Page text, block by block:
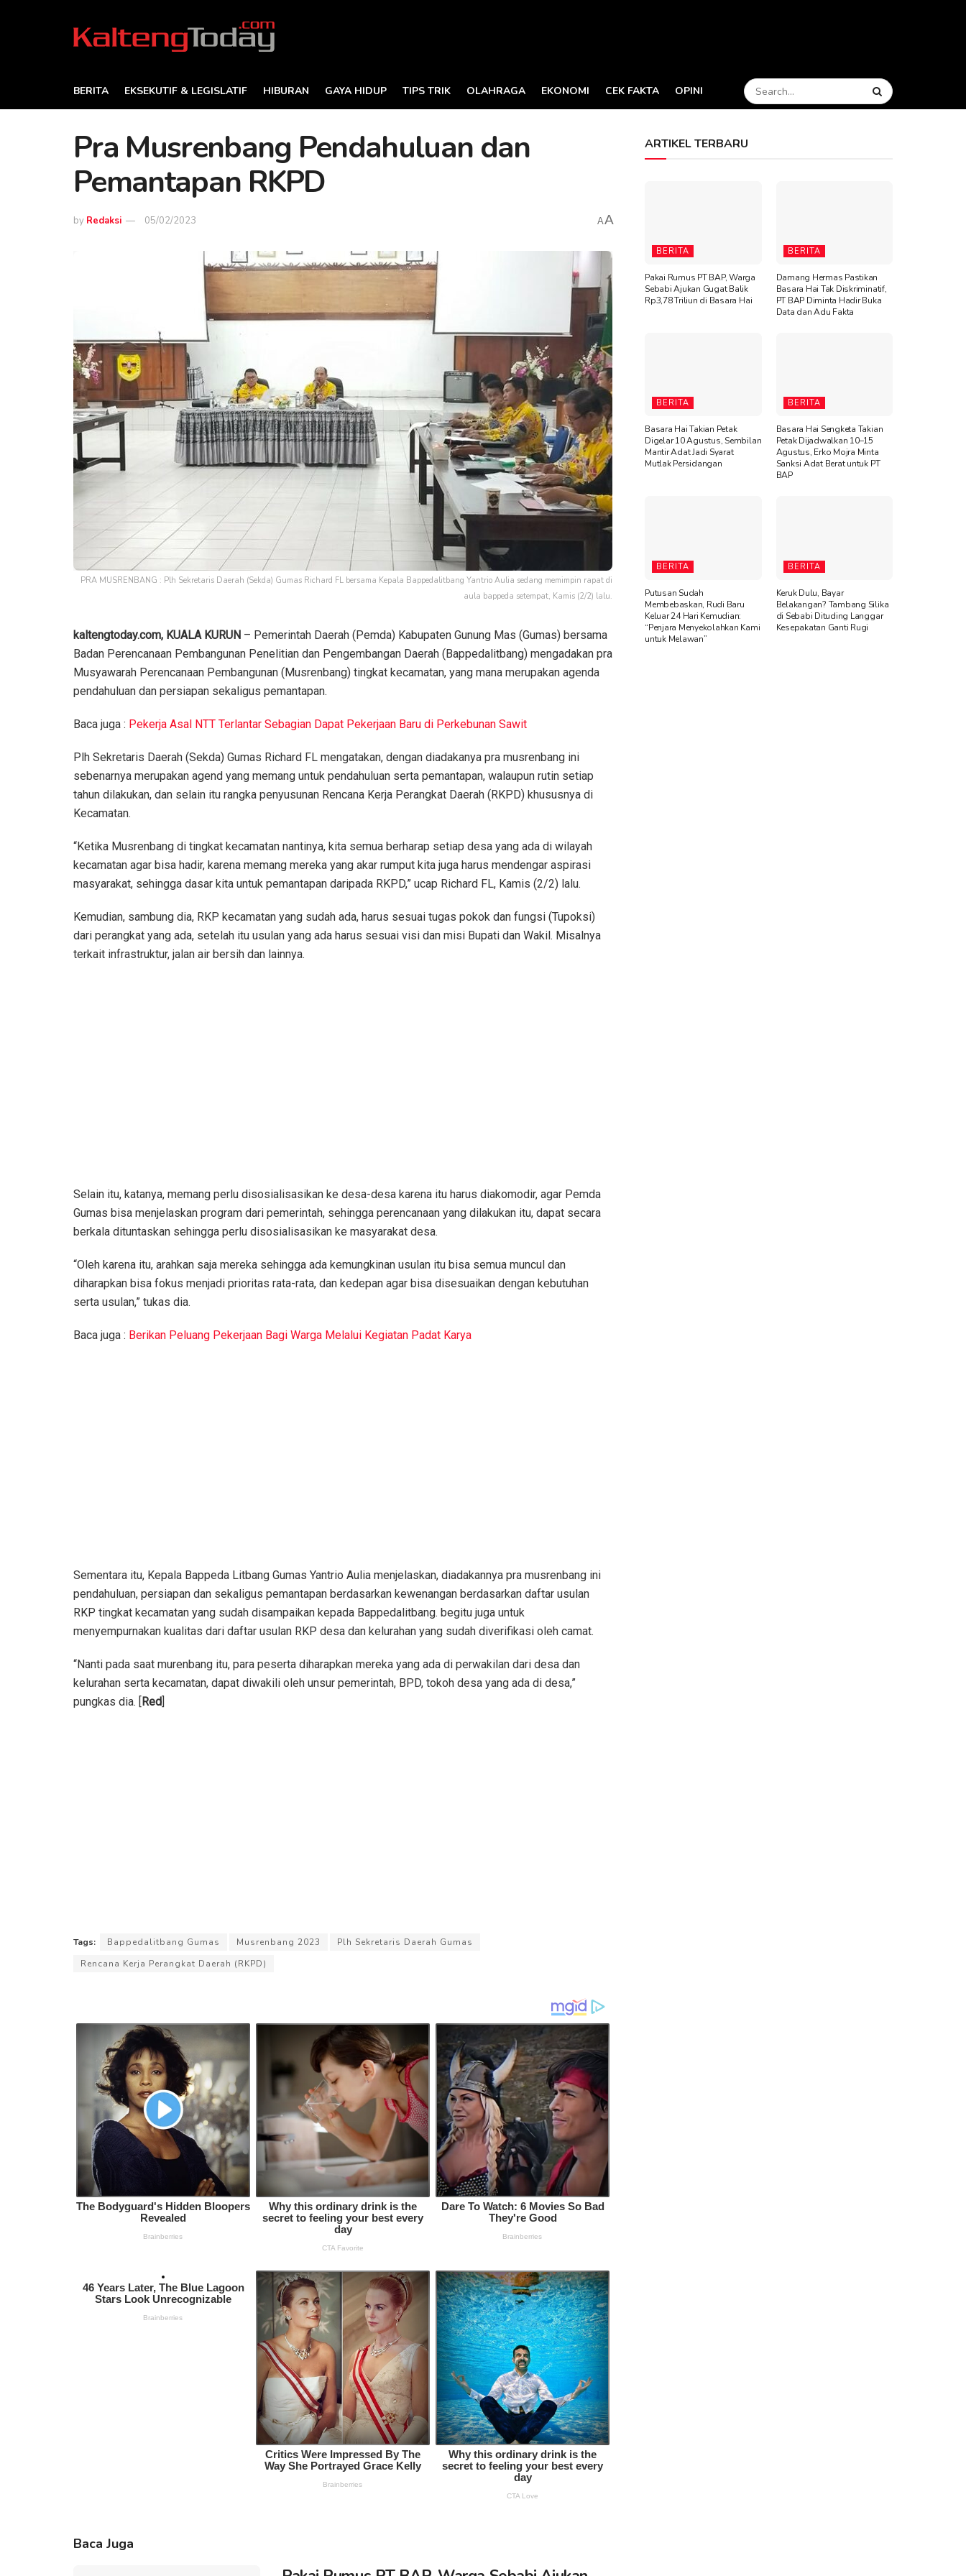
BERITA EKSEKUTIF & LEGISLATIF HIBURAN GAYA HIDUP TIPS TRIK OLAHRAGA EKONOMI CEK FAKTA OPINI
Pra Musrenbang Pendahuluan dan
Pemantapan RKPD
by Redaksi 05/02/2023 AA
PRA MUSRENBANG : Plh Sekretaris Daerah (Sekda) Gumas Richard FL bersama Kepala Bappedalitbang Yantrio Aulia sedang memimpin rapat di
aula bappeda setempat, Kamis (2/2) lalu.
kaltengtoday.com, KUALA KURUN – Pemerintah Daerah (Pemda) Kabupaten Gunung Mas (Gumas) bersama
Badan Perencanaan Pembangunan Penelitian dan Pengembangan Daerah (Bappedalitbang) mengadakan pra
Musyawarah Perencanaan Pembangunan (Musrenbang) tingkat kecamatan, yang mana merupakan agenda
pendahuluan dan persiapan sekaligus pemantapan.
Baca juga : Pekerja Asal NTT Terlantar Sebagian Dapat Pekerjaan Baru di Perkebunan Sawit
Plh Sekretaris Daerah (Sekda) Gumas Richard FL mengatakan, dengan diadakanya pra musrenbang ini
sebenarnya merupakan agend yang memang untuk pendahuluan serta pemantapan, walaupun rutin setiap
tahun dilakukan, dan selain itu rangka penyusunan Rencana Kerja Perangkat Daerah (RKPD) khususnya di
Kecamatan.
“Ketika Musrenbang di tingkat kecamatan nantinya, kita semua berharap setiap desa yang ada di wilayah
kecamatan agar bisa hadir, karena memang mereka yang akar rumput kita juga harus mendengar aspirasi
masyarakat, sehingga dasar kita untuk pemantapan daripada RKPD,” ucap Richard FL, Kamis (2/2) lalu.
Kemudian, sambung dia, RKP kecamatan yang sudah ada, harus sesuai tugas pokok dan fungsi (Tupoksi)
dari perangkat yang ada, setelah itu usulan yang ada harus sesuai visi dan misi Bupati dan Wakil. Misalnya
terkait infrastruktur, jalan air bersih dan lainnya.
Selain itu, katanya, memang perlu disosialisasikan ke desa-desa karena itu harus diakomodir, agar Pemda
Gumas bisa menjelaskan program dari pemerintah, sehingga perencanaan yang dilakukan itu, dapat secara
berkala dituntaskan sehingga perlu disosialisasikan ke masyarakat desa.
“Oleh karena itu, arahkan saja mereka sehingga ada kemungkinan usulan itu bisa semua muncul dan
diharapkan bisa fokus menjadi prioritas rata-rata, dan kedepan agar bisa disesuaikan dengan kebutuhan
serta usulan,” tukas dia.
Baca juga : Berikan Peluang Pekerjaan Bagi Warga Melalui Kegiatan Padat Karya
Sementara itu, Kepala Bappeda Litbang Gumas Yantrio Aulia menjelaskan, diadakannya pra musrenbang ini
pendahuluan, persiapan dan sekaligus pemantapan berdasarkan kewenangan berdasarkan daftar usulan
RKP tingkat kecamatan yang sudah disampaikan kepada Bappedalitbang. begitu juga untuk
menyempurnakan kualitas dari daftar usulan RKP desa dan kelurahan yang sudah diverifikasi oleh camat.
“Nanti pada saat murenbang itu, para peserta diharapkan mereka yang ada di perwakilan dari desa dan
kelurahan serta kecamatan, dapat diwakili oleh unsur pemerintah, BPD, tokoh desa yang ada di desa,”
pungkas dia. [Red]
Tags: Bappedalitbang Gumas Musrenbang 2023
Plh Sekretaris Daerah Gumas
Rencana Kerja Perangkat Daerah (RKPD)
Baca Juga
ARTIKEL TERBARU
BERITA
Pakai Rumus PT BAP, Warga
Sebabi Ajukan Gugat Balik
Rp3,78 Triliun di Basara Hai
BERITA
Damang Hermas Pastikan
Basara Hai Tak Diskriminatif,
PT BAP Diminta Hadir Buka
Data dan Adu Fakta
BERITA
Basara Hai Takian Petak
Digelar 10 Agustus, Sembilan
Mantir Adat Jadi Syarat
Mutlak Persidangan
BERITA
Basara Hai Sengketa Takian
Petak Dijadwalkan 10–15
Agustus, Erko Mojra Minta
Sanksi Adat Berat untuk PT
BAP
BERITA
Putusan Sudah
Membebaskan, Rudi Baru
Keluar 24 Hari Kemudian:
“Penjara Menyekolahkan Kami
untuk Melawan”
BERITA
Keruk Dulu, Bayar
Belakangan? Tambang Silika
di Sebabi Dituding Langgar
Kesepakatan Ganti Rugi